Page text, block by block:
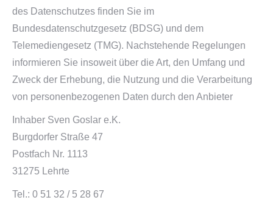
des Datenschutzes finden Sie im
Bundesdatenschutzgesetz (BDSG) und dem
Telemediengesetz (TMG). Nachstehende Regelungen
informieren Sie insoweit über die Art, den Umfang und
Zweck der Erhebung, die Nutzung und die Verarbeitung
von personenbezogenen Daten durch den Anbieter
Inhaber Sven Goslar e.K.
Burgdorfer Straße 47
Postfach Nr. 1113
31275 Lehrte
Tel.: 0 51 32 / 5 28 67